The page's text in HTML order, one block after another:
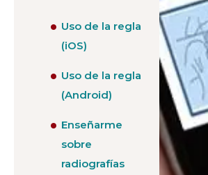
Uso de la regla
(iOS)
Uso de la regla
(Android)
Enseñarme
sobre
radiografías